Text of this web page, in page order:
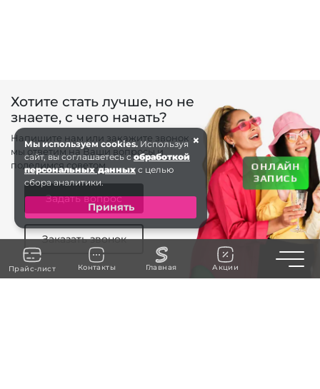
Прайс-лист Контакты Главная Акции
Хотите стать лучше, но не
знаете, с чего начать?
Напишите нам или закажите звонок –
мы ответим на Ваши вопросы и
поделимся советом.
Задать вопрос
Заказать звонок
×
Мы используем cookies.Используя
сайт, вы соглашаетесь собработкой
персональных данных с целью
сбора аналитики.
Принять
ОНЛАЙН
ЗАПИСЬ